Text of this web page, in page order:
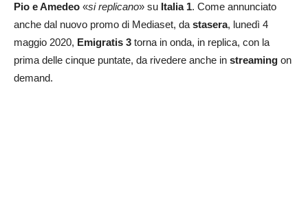
Pio e Amedeo «si replicano» su Italia 1. Come annunciato
anche dal nuovo promo di Mediaset, dastasera, lunedì 4
maggio 2020, Emigratis 3 torna in onda, in replica, con la
prima delle cinque puntate, da rivedere anche in streaming on
demand.